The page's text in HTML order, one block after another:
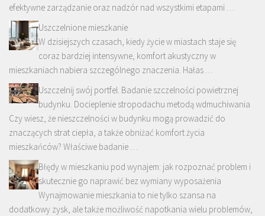
efektywne zarządzanie oraz nadzór nad wszystkimi etapami …
Uszczelnione mieszkanie
W dzisiejszych czasach, kiedy życie w miastach staje się
coraz bardziej intensywne, komfort akustyczny w
mieszkaniach nabiera szczególnego znaczenia. Hałas …
Uszczelnij swój portfel. Badanie szczelności powietrznej
budynku. Docieplenie stropodachu metodą wdmuchiwania
Czy wiesz, że nieszczelności w budynku mogą prowadzić do
znaczących strat ciepła, a także obniżać komfort życia
mieszkańców? Właściwe badanie …
Błędy w mieszkaniu pod wynajem: jak rozpoznać problem i
skutecznie go naprawić bez wymiany wyposażenia
Wynajmowanie mieszkania to nie tylko szansa na
dodatkowy zysk, ale także możliwość napotkania wielu problemów,